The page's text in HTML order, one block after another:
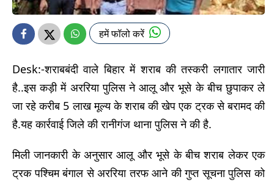
हमें फॉलो करें
Desk:-शराबबंदी वाले बिहार में शराब की तस्करी लगातार जारी
है..इस कड़ी में अररिया पुलिस ने आलू और भूसे के बीच छुपाकर ले
जा रहे करीब 5 लाख मूल्य के शराब की खेप एक ट्रक से बरामद की
है.यह कार्रवाई जिले की रानीगंज थाना पुलिस ने की है.
मिली जानकारी के अनुसार आलू और भूसे के बीच शराब लेकर एक
ट्रक पश्चिम बंगाल से अररिया तरफ आने की गुप्त सूचना पुलिस को